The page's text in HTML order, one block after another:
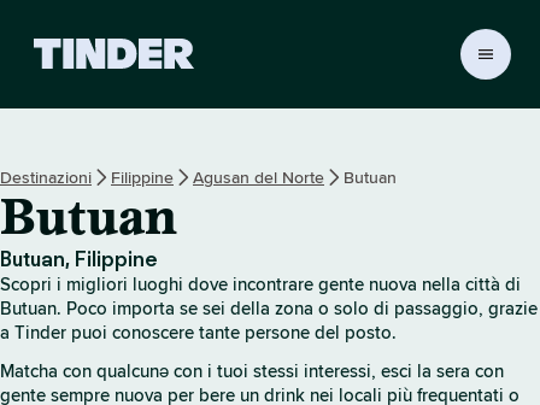
i
d
e
r
Destinazioni Filippine Agusan del Norte Butuan
Butuan
Butuan, Filippine
Scopri i migliori luoghi dove incontrare gente nuova nella città di
Butuan. Poco importa se sei della zona o solo di passaggio, grazie
a Tinder puoi conoscere tante persone del posto.
Matcha con qualcunə con i tuoi stessi interessi, esci la sera con
gente sempre nuova per bere un drink nei locali più frequentati o